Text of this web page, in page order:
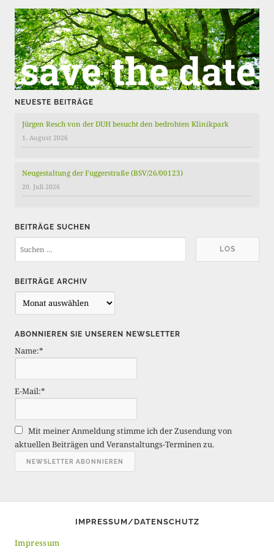
g
e
NEUESTE BEITRÄGE
Jürgen Resch von der DUH besucht den bedrohten Klinikpark
1. August 2026
Neugestaltung der Fuggerstraße (BSV/26/00123)
20. Juli 2026
BEITRÄGE SUCHEN
BEITRÄGE ARCHIV
e
t
r
g
e
r
c
h
v
ABONNIEREN SIE UNSEREN NEWSLETTER
Name:*
E-Mail:*
Mit meiner Anmeldung stimme ich der Zusendung von
aktuellen Beiträgen und Veranstaltungs-Terminen zu.
IMPRESSUM/DATENSCHUTZ
Impressum